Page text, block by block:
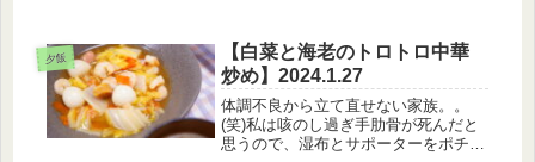
買うことが多いし、たまには良いよね
～。【14日の夕飯】・白いごはん・
玉...
夕飯
【白菜と海老のトロトロ中華
炒め】2024.1.27
体調不良から立て直せない家族。。
(笑)私は咳のし過ぎ手肋骨が死んだと
思うので、湿布とサポーターをポチり